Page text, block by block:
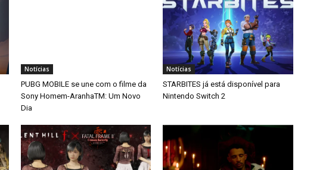
Notícias
PUBG MOBILE se une com o filme da
Sony Homem-AranhaTM: Um Novo
Dia
Notícias
STARBITES já está disponível para
Nintendo Switch 2